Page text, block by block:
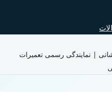
| نمایندگی رسمی تعمیرات